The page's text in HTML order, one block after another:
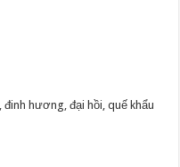
đinh hương, đại hồi, quế khẩu